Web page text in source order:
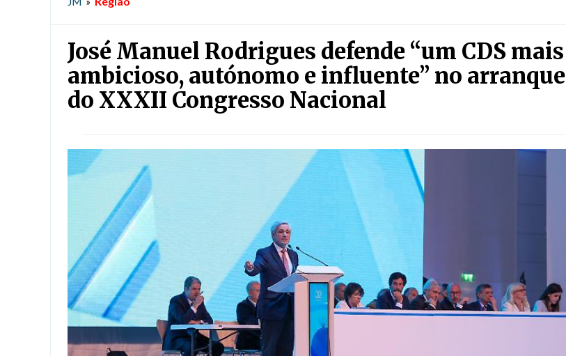
José Manuel Rodrigues defende “um CDS mais
ambicioso, autónomo e influente” no arranque
do XXXII Congresso Nacional